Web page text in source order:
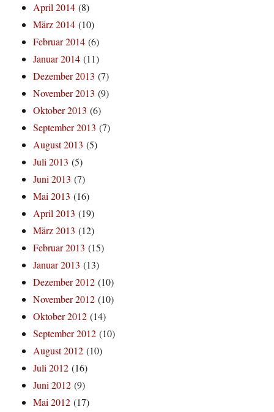
April 2014 (8)
März 2014 (10)
Februar 2014 (6)
Januar 2014 (11)
Dezember 2013 (7)
November 2013 (9)
Oktober 2013 (6)
September 2013 (7)
August 2013 (5)
Juli 2013 (5)
Juni 2013 (7)
Mai 2013 (16)
April 2013 (19)
März 2013 (12)
Februar 2013 (15)
Januar 2013 (13)
Dezember 2012 (10)
November 2012 (10)
Oktober 2012 (14)
September 2012 (10)
August 2012 (10)
Juli 2012 (16)
Juni 2012 (9)
Mai 2012 (17)